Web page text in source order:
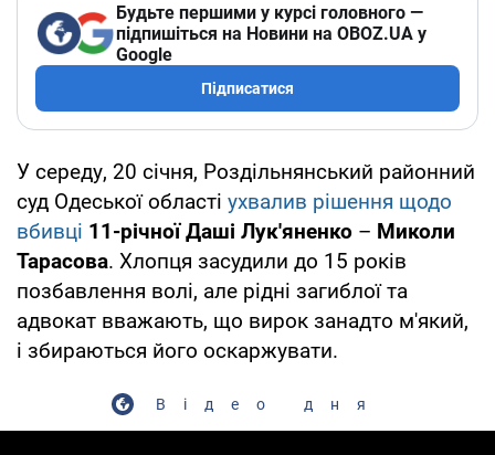
Будьте першими у курсі головного —
підпишіться на Новини на OBOZ.UA у
Google
Підписатися
У середу, 20 січня, Роздільнянський районний
суд Одеської області ухвалив рішення щодо
вбивці 11-річної Даші Лук'яненко – Миколи
Тарасова. Хлопця засудили до 15 років
позбавлення волі, але рідні загиблої та
адвокат вважають, що вирок занадто м'який,
і збираються його оскаржувати.
Відео дня